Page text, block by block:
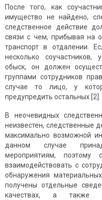
После того, как
имущество не найдено,
следственное действие
связи с чем, прибывая на
транспорт в отдалении.
несколько соучастников,
обыск, он должен
группами сотрудников
случае то лицо, у
предупредить остальных [2].
В неочевидных
неизвестен, следственные
максимально возможной
данном случае
мероприятиям, поэтому
взаимодействовать с
обнаружения
получены отдельные
качествах, а также